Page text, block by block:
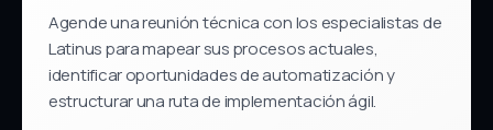
Agende una reunión técnica con los especialistas de
Latinus para mapear sus procesos actuales,
identificar oportunidades de automatización y
estructurar una ruta de implementación ágil.